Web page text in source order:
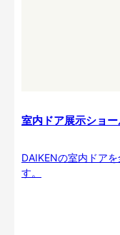
室内ドア展示ショ
DAIKENの室内ドア
す。